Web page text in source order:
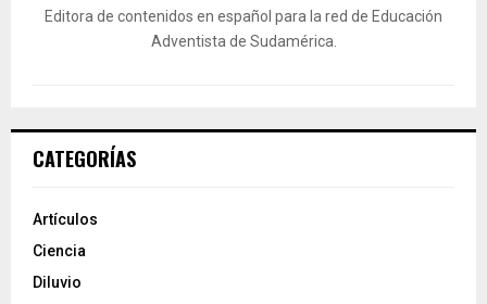
Editora de contenidos en español para la red de Educación
Adventista de Sudamérica.
CATEGORÍAS
Artículos
Ciencia
Diluvio